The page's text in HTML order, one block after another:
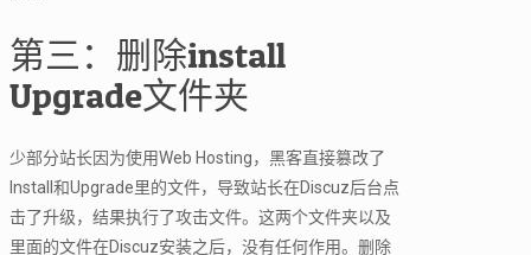
第三：删除install
Upgrade文件夹
少部分站长因为使用Web Hosting，黑客直接篡改了
Install和Upgrade里的文件，导致站长在Discuz后台点
击了升级，结果执行了攻击文件。这两个文件夹以及
里面的文件在Discuz安装之后，没有任何作用。删除